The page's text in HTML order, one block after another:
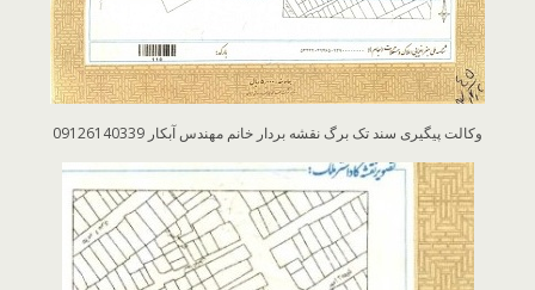
وکالت پیگیری سند تک برگ نقشه بردار خانم مهندس آبکار 09126140339